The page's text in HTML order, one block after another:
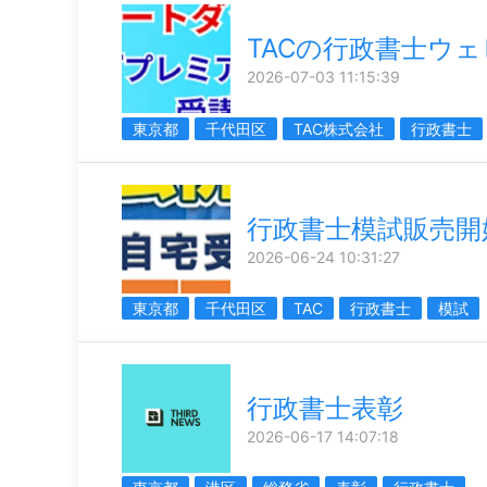
TACの行政書士ウ
2026-07-03 11:15:39
東京都 千代田区 TAC株式会社 行政書士
行政書士模試販売
2026-06-24 10:31:27
東京都 千代田区 TAC 行政書士 模試
行政書士表彰
2026-06-17 14:07:18